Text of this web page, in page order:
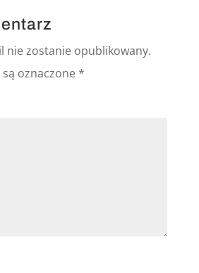
nie zostanie opublikowany.
oznaczone *